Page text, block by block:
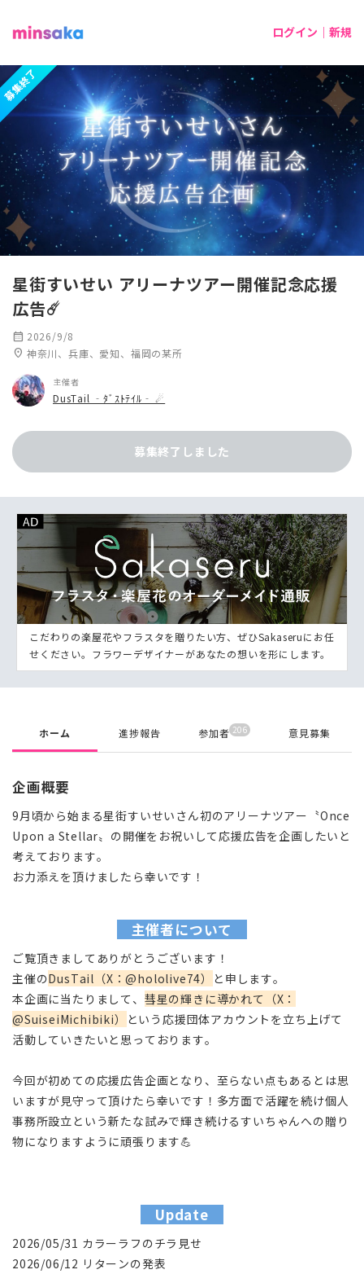
ログイン｜新規
募集終了
星街すいせい アリーナツアー開催記念応援
広告☄️
calendar_month 2026/9/8
location_on 神奈川、兵庫、愛知、福岡の某所
主催者
DusTail ‐ﾀﾞｽﾄﾃｲﾙ‐ ☄
募集終了しました
こだわりの楽屋花やフラスタを贈りたい方、ぜひSakaseruにお任
せください。フラワーデザイナーがあなたの想いを形にします。
ホーム 進捗報告 参加者 206 意見募集
企画概要
9月頃から始まる星街すいせいさん初のアリーナツアー〝Once
Upon a Stellar〟の開催をお祝いして応援広告を企画したいと
考えております。
お力添えを頂けましたら幸いです！
主催者について
ご覧頂きましてありがとうございます！
主催のDusTail（X：@hololive74） と申します。
本企画に当たりまして、 彗星の輝きに導かれて（X：
@SuiseiMichibiki）
という応援団体アカウントを立ち上げて
活動していきたいと思っております。
今回が初めての応援広告企画となり、至らない点もあるとは思
いますが見守って頂けたら幸いです！多方面で活躍を続け個人
事務所設立という新たな試みで輝き続けるすいちゃんへの贈り
物になりますように頑張ります💪
Update
2026/05/31 カラーラフのチラ見せ
2026/06/12 リターンの発表